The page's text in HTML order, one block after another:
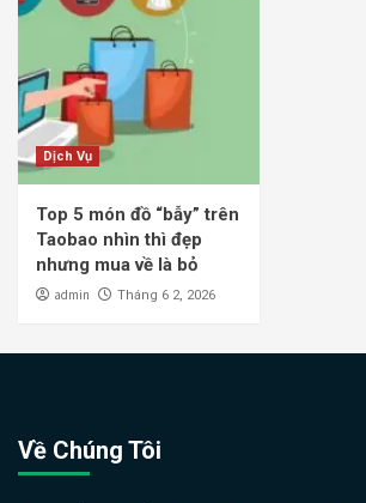
Dịch Vụ
Top 5 món đồ “bẫy” trên
Taobao nhìn thì đẹp
nhưng mua về là bỏ
admin Tháng 6 2, 2026
Về Chúng Tôi